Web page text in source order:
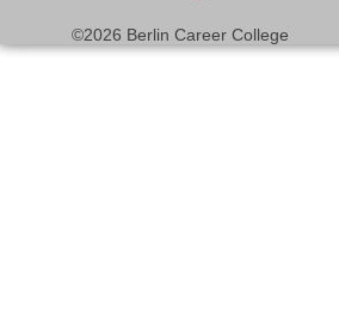
©2026 Berlin Career College